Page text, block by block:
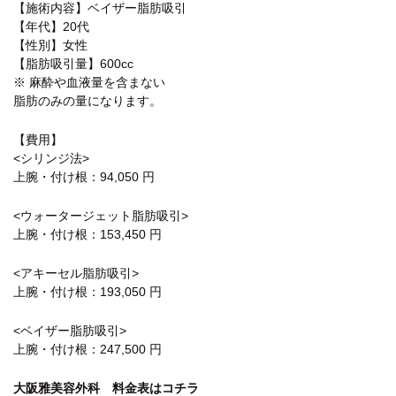
【施術内容】ベイザー脂肪吸引
【年代】20代
【性別】女性
【脂肪吸引量】600cc
※ 麻酔や血液量を含まない
脂肪のみの量になります。
【費用】
<シリンジ法>
上腕・付け根：94,050 円
<ウォータージェット脂肪吸引>
上腕・付け根：153,450 円
<アキーセル脂肪吸引>
上腕・付け根：193,050 円
<ベイザー脂肪吸引>
上腕・付け根：247,500 円
大阪雅美容外科 料金表はコチラ